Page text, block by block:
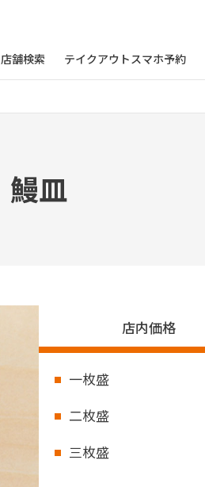
店舗検索 テイクアウトスマホ予約
鰻皿
店内価格
一枚盛
二枚盛
三枚盛